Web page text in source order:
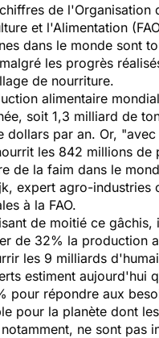
de l'Organisation
et l'Alimentation
dans le monde sont
les progrès
de nourriture.
alimentaire
soit 1,3 milliard de
dollars par an. Or,
les 842 millions de
de la faim dans le
expert agro-industries
à la FAO.
de moitié ce gâchis,
de 32% la production
les 9 milliards
estiment aujourd'hui
pour répondre aux
pour la planète dont
ne sont pas